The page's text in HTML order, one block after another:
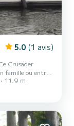
5.0 (1 avis)
Crusader
famille ou entre
de 12
11.9 m